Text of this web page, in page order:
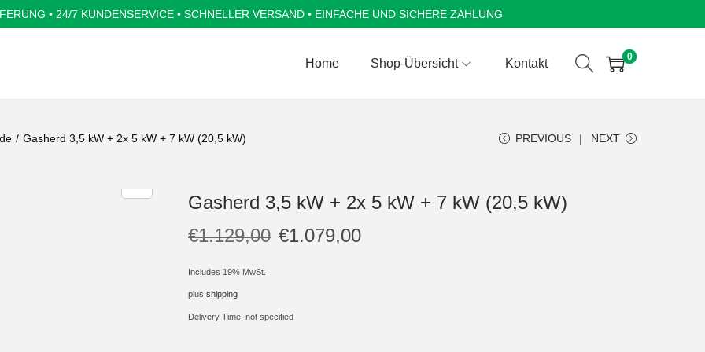
• 24/7 KUNDENSERVICE • SCHNELLER VERSAND • EINFACHE UND SICHERE ZAHLUNG
Home Shop-Übersicht Kontakt 0
/ Gasherd 3,5 kW + 2x 5 kW + 7 kW (20,5 kW) PREVIOUS NEXT
Gasherd 3,5 kW + 2x 5 kW + 7 kW (20,5 kW)
€1.129,00 €1.079,00
Includes 19% MwSt.
plus shipping
Delivery Time: not specified